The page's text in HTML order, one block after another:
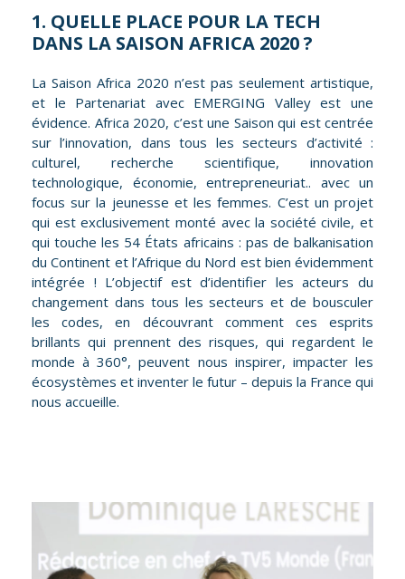
1. QUELLE PLACE POUR LA TECH
DANS LA SAISON AFRICA 2020 ?
La Saison Africa 2020 n’est pas seulement artistique,
et le Partenariat avec EMERGING Valley est une
évidence. Africa 2020, c’est une Saison qui est centrée
sur l’innovation, dans tous les secteurs d’activité :
culturel, recherche scientifique, innovation
technologique, économie, entrepreneuriat.. avec un
focus sur la jeunesse et les femmes. C’est un projet
qui est exclusivement monté avec la société civile, et
qui touche les 54 États africains : pas de balkanisation
du Continent et l’Afrique du Nord est bien évidemment
intégrée ! L’objectif est d’identifier les acteurs du
changement dans tous les secteurs et de bousculer
les codes, en découvrant comment ces esprits
brillants qui prennent des risques, qui regardent le
monde à 360°, peuvent nous inspirer, impacter les
écosystèmes et inventer le futur – depuis la France qui
nous accueille.